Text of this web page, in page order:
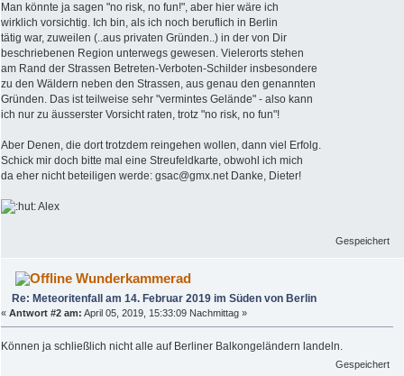
Man könnte ja sagen "no risk, no fun!", aber hier wäre ich
wirklich vorsichtig. Ich bin, als ich noch beruflich in Berlin
tätig war, zuweilen (..aus privaten Gründen..) in der von Dir
beschriebenen Region unterwegs gewesen. Vielerorts stehen
am Rand der Strassen Betreten-Verboten-Schilder insbesondere
zu den Wäldern neben den Strassen, aus genau den genannten
Gründen. Das ist teilweise sehr "vermintes Gelände" - also kann
ich nur zu äusserster Vorsicht raten, trotz "no risk, no fun"!
Aber Denen, die dort trotzdem reingehen wollen, dann viel Erfolg.
Schick mir doch bitte mal eine Streufeldkarte, obwohl ich mich
da eher nicht beteiligen werde: gsac@gmx.net Danke, Dieter!
Alex
Gespeichert
Wunderkammerad
Re: Meteoritenfall am 14. Februar 2019 im Süden von Berlin
« Antwort #2 am: April 05, 2019, 15:33:09 Nachmittag »
Können ja schließlich nicht alle auf Berliner Balkongeländern landeln.
Gespeichert